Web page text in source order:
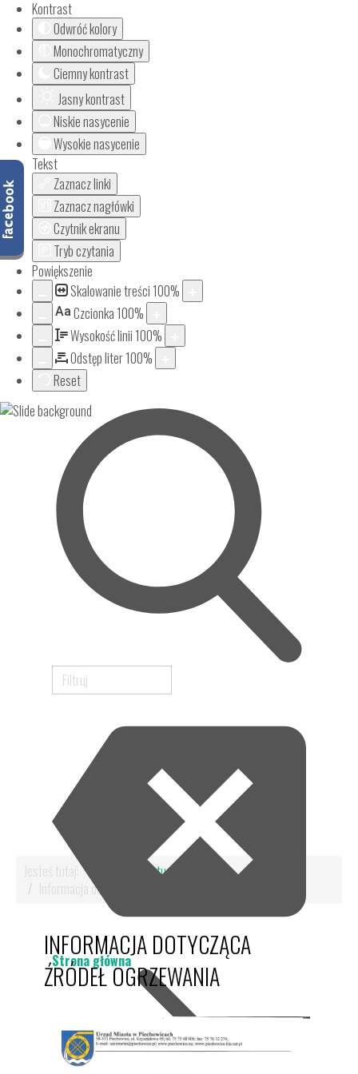
Kontrast
Odwróć kolory
Monochromatyczny
Ciemny kontrast
Jasny kontrast
Niskie nasycenie
Wysokie nasycenie
Tekst
Zaznacz linki
Zaznacz nagłówki
Czytnik ekranu
Tryb czytania
Powiększenie
Skalowanie treści 100%
Aa Czcionka 100%
Wysokość linii 100%
Odstęp liter100%
Reset
Strona główna
Jesteś tutaj:
Aktualności
Informacja dotycząca źródeł ogrzewania
INFORMACJA DOTYCZĄCA
ŹRÓDEŁ OGRZEWANIA